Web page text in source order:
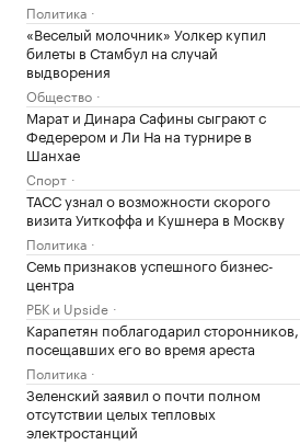
Политика
«Веселый молочник» Уолкер купил
билеты в Стамбул на случай
выдворения
Общество
Марат и Динара Сафины сыграют с
Федерером и Ли На на турнире в
Шанхае
Спорт
ТАСС узнал о возможности скорого
визита Уиткоффа и Кушнера в Москву
Политика
Семь признаков успешного бизнес-
центра
РБК и Upside
Карапетян поблагодарил сторонников,
посещавших его во время ареста
Политика
Зеленский заявил о почти полном
отсутствии целых тепловых
электростанций